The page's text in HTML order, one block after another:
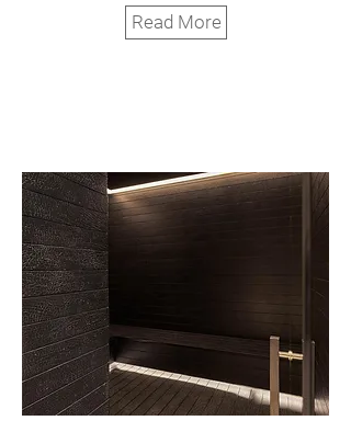
Read More